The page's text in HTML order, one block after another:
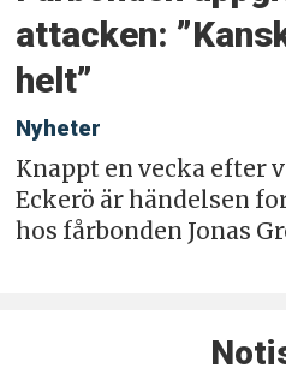
attacken:
helt”
Nyheter
Knappt en vecka efter
Eckerö är händelsen
hos fårbonden Jonas